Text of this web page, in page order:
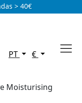
> 40€
PT €
Moisturising